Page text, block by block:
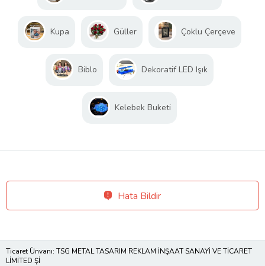
Kupa Güller Çoklu Çerçeve
Biblo Dekoratif LED Işık
Kelebek Buketi
Hata Bildir
Ticaret Ünvanı: TSG METAL TASARIM REKLAM İNŞAAT SANAYİ VE TİCARET
LİMİTED Şİ